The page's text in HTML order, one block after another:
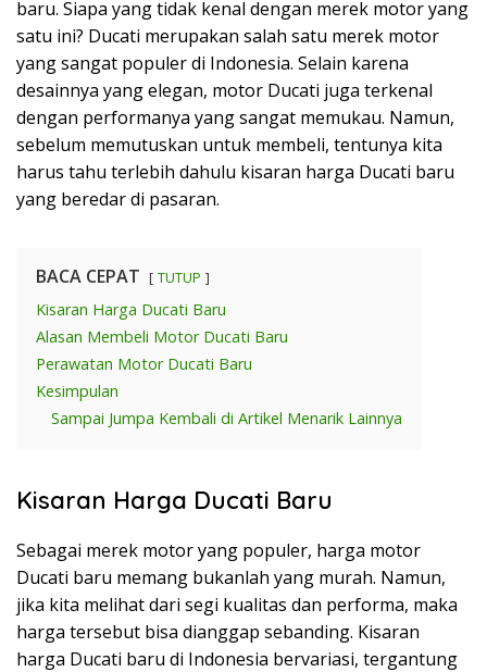
baru. Siapa yang tidak kenal dengan merek motor yang
satu ini? Ducati merupakan salah satu merek motor
yang sangat populer di Indonesia. Selain karena
desainnya yang elegan, motor Ducati juga terkenal
dengan performanya yang sangat memukau. Namun,
sebelum memutuskan untuk membeli, tentunya kita
harus tahu terlebih dahulu kisaran harga Ducati baru
yang beredar di pasaran.
BACA CEPAT TUTUP
Kisaran Harga Ducati Baru
Alasan Membeli Motor Ducati Baru
Perawatan Motor Ducati Baru
Kesimpulan
Sampai Jumpa Kembali di Artikel Menarik Lainnya
Kisaran Harga Ducati Baru
Sebagai merek motor yang populer, harga motor
Ducati baru memang bukanlah yang murah. Namun,
jika kita melihat dari segi kualitas dan performa, maka
harga tersebut bisa dianggap sebanding. Kisaran
harga Ducati baru di Indonesia bervariasi, tergantung